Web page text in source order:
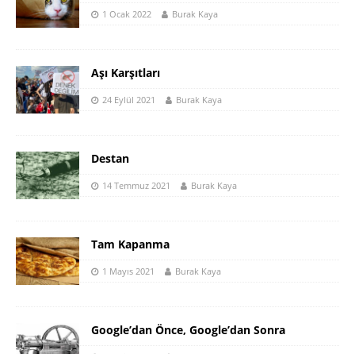
1 Ocak 2022 Burak Kaya
Aşı Karşıtları
24 Eylül 2021 Burak Kaya
Destan
14 Temmuz 2021 Burak Kaya
Tam Kapanma
1 Mayıs 2021 Burak Kaya
Google’dan Önce, Google’dan Sonra